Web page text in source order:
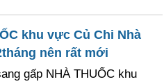
khu vực Củ Chi Nhà
nên rất mới
sang gấp NHÀ THUỐC khu